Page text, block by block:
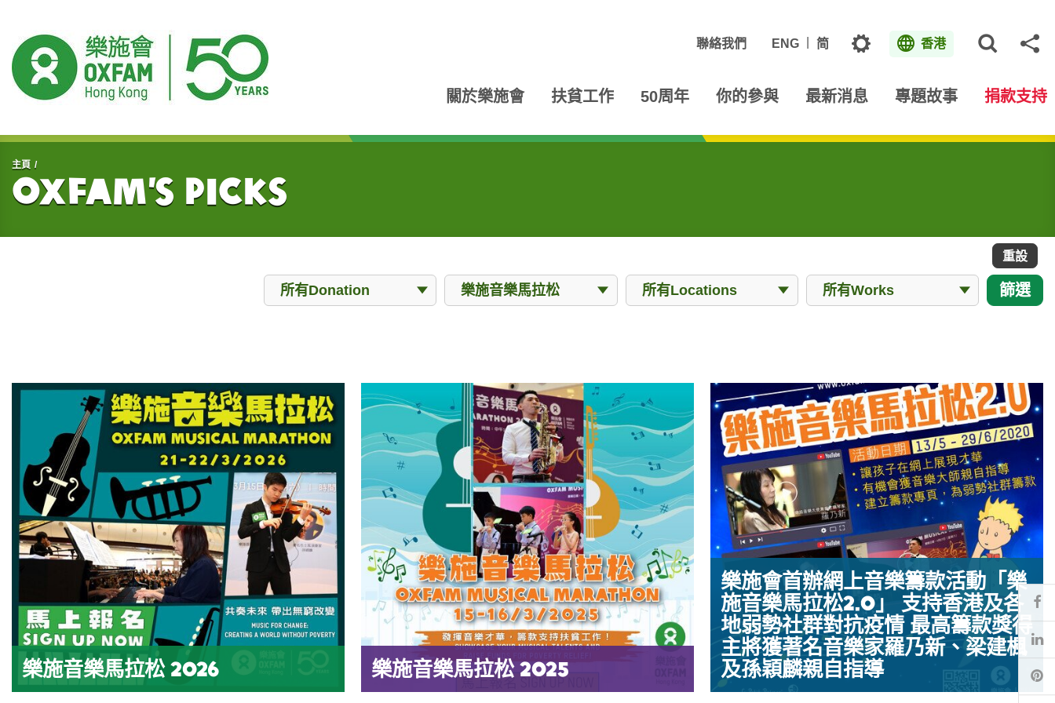
聯絡我們 ENG 简 主題 香港
關於樂施會 扶貧工作 50周年 你的參與 最新消息 專題故事 捐款支持
開始主要內容
主頁
Oxfam’s Picks
Donation
所有Donation
Events
樂施音樂馬拉松
Locations
所有Locations
所有Works
所有Works 篩選
重設
樂施音樂馬拉松 2026 樂施音樂馬拉松 2025
樂施會首辦網上音樂籌款活動「樂
施音樂馬拉松2.0」 支持香港及各
地弱勢社群對抗疫情 最高籌款獎得
主將獲著名音樂家羅乃新、梁建楓
及孫穎麟親自指導